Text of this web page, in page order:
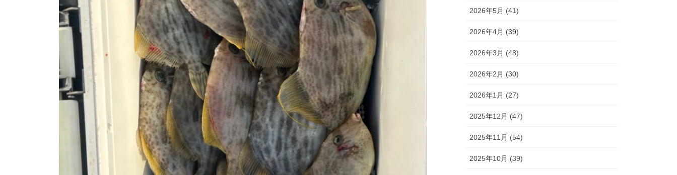
2026年5月 (41)
2026年4月 (39)
2026年3月 (48)
2026年2月 (30)
2026年1月 (27)
2025年12月 (47)
2025年11月 (54)
2025年10月 (39)